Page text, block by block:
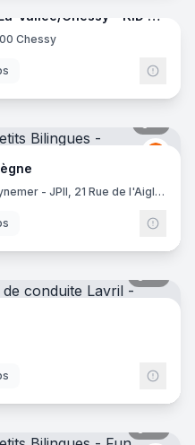
Les Petits Bilingues Marne-La-Vallée/Chessy - KID CLASS
Chessy
LES
Ancienne école maternelle Guynemer - JPII, 21 Rue de l'Aigle, 60200 Compiègne